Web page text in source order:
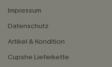
Impressum
Datenschutz
Artikel & Kondition
Cupshe Lieferkette